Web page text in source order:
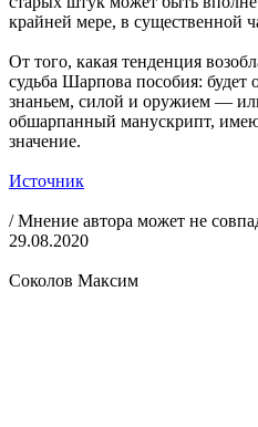
крайней мере, в существенной
От того, какая тенденция
судьба Шарпова пособия:
знаньем, силой и оружием —
обшарпанный манускрипт,
значение.
Источник
/ Мнение автора может не
29.08.2020
Соколов Максим